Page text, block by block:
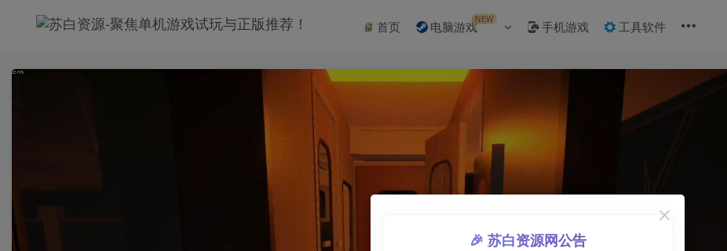
首页 电脑游戏NEW 手机游戏 工具软件
🎉 苏白资源网公告